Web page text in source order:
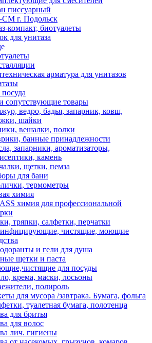
писсуарный
г. Подольск
компакт, биотуалеты
для унитаза
арматура для унитазов
сопутствующие товары
ведро, бадья, запарник, ковш,
шайки
вешалки, полки
банные принадлежности
запарники, ароматизаторы,
камень
щетки, пемза
для бани
термометры
химия
химия для профессиональной
тряпки, салфетки, перчатки
чистящие, моющие
и гели для душа
щетки и паста
для посуды
крема, маски, лосьоны
полироль
для мусора /завтрака. Бумага, фольга
туалетная бумага, полотенца
для бритья
для волос
лич. гигиены